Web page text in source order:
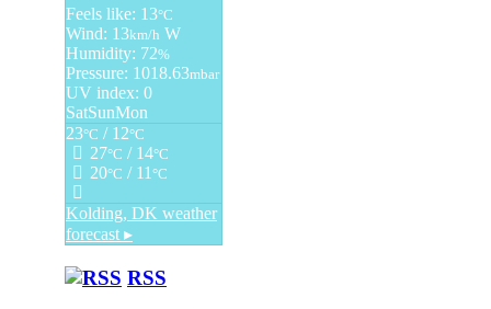
Feels like: 13°C
Wind: 13km/h W
Humidity: 72%
Pressure: 1018.63mbar
UV index: 0
SatSunMon
23°C / 12°C
27°C / 14°C
20°C / 11°C
Kolding, DK weather
forecast ▸
RSS